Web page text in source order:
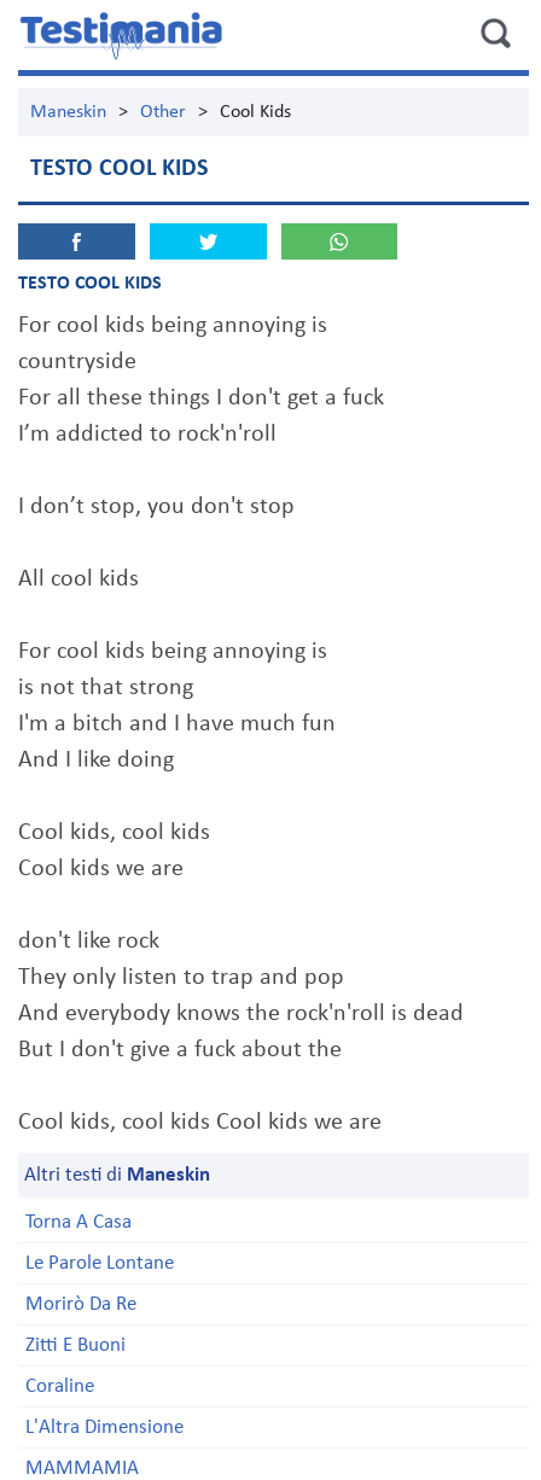
Maneskin > Other > Cool Kids
TESTO COOL KIDS
TESTO COOL KIDS
For cool kids being annoying is
countryside
For all these things I don't get a fuck
I’m addicted to rock'n'roll
I don’t stop, you don't stop
All cool kids
For cool kids being annoying is
is not that strong
I'm a bitch and I have much fun
And I like doing
Cool kids, cool kids
Cool kids we are
don't like rock
They only listen to trap and pop
And everybody knows the rock'n'roll is dead
But I don't give a fuck about the
Cool kids, cool kids Cool kids we are
Altri testi di Maneskin
Torna A Casa
Le Parole Lontane
Morirò Da Re
Zitti E Buoni
Coraline
L'Altra Dimensione
MAMMAMIA